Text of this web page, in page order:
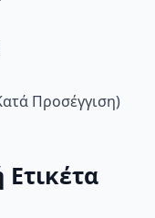
Προσέγγιση)
Ετικέτα